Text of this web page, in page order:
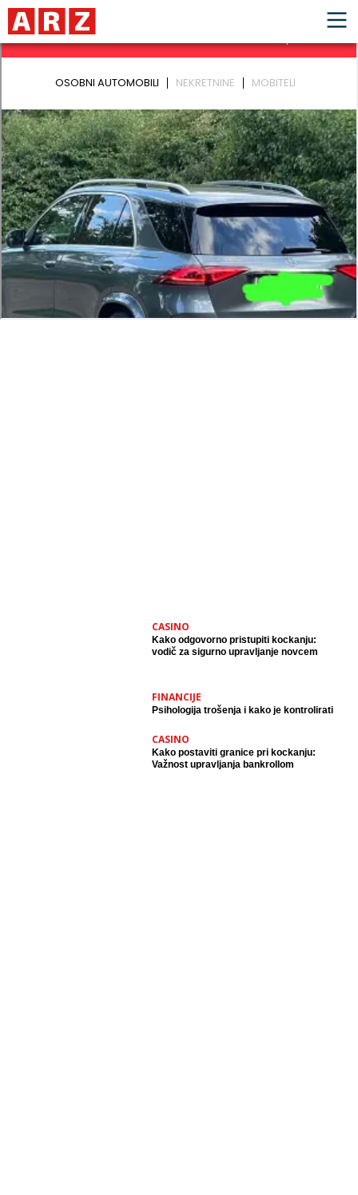
CASINO
Kako odgovorno pristupiti kockanju:
vodič za sigurno upravljanje novcem
FINANCIJE
Psihologija trošenja i kako je kontrolirati
CASINO
Kako postaviti granice pri kockanju:
Važnost upravljanja bankrollom